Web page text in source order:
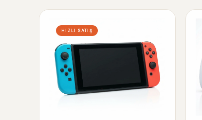
HIZLI SATIŞ